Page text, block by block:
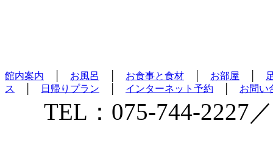
館内案内 お風呂 お食事と食材 お部屋
ス
日帰りプラン インターネット予約 お問い
TEL：075-744-2227